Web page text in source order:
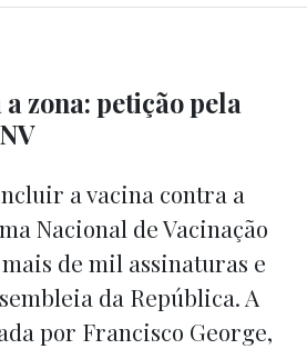
zona: petição pela
a vacina contra a
Nacional de Vacinação
de mil assinaturas e
da República. A
por Francisco George,